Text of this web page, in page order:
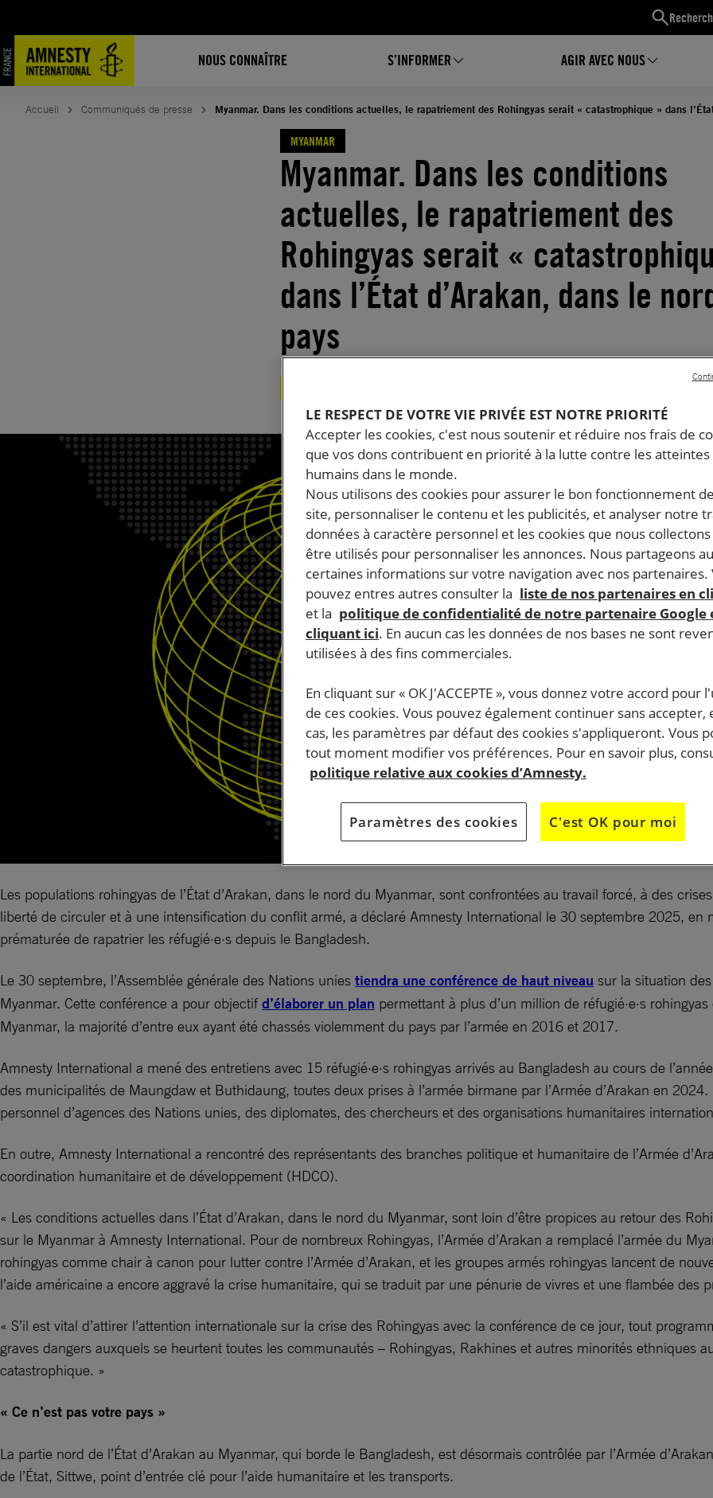
NOUS CONNAÎTRE S’INFORMER AGIR AVEC NOUS
contenu
Accueil Communiqués de presse Myanmar. Dans les conditions actuelles, le rapatriement des Rohingyas serait « catastrophique » dans
MYANMAR
Myanmar. Dans les conditions
actuelles, le rapatriement des
Rohingyas serait «
dans l’État d’Arakan, dans le
pays
Les populations rohingyas de l’État d’Arakan, dans le nord du Myanmar, sont confrontées au travail forcé, à des
liberté de circuler et à une intensification du conflit armé, a déclaré Amnesty International le 30 septembre 2025, en
prématurée de rapatrier les réfugié·e·s depuis le Bangladesh.
Le 30 septembre, l’Assemblée générale des Nations unies tiendra une conférence de haut niveau sur la situation
Myanmar. Cette conférence a pour objectif d’élaborer un plan permettant à plus d’un million de réfugié·e·s
Myanmar, la majorité d’entre eux ayant été chassés violemment du pays par l’armée en 2016 et 2017.
Amnesty International a mené des entretiens avec 15 réfugié·e·s rohingyas arrivés au Bangladesh au cours de
des municipalités de Maungdaw et Buthidaung, toutes deux prises à l’armée birmane par l’Armée d’Arakan en
personnel d’agences des Nations unies, des diplomates, des chercheurs et des organisations humanitaires
En outre, Amnesty International a rencontré des représentants des branches politique et humanitaire de l’Armée
coordination humanitaire et de développement (HDCO).
« Les conditions actuelles dans l’État d’Arakan, dans le nord du Myanmar, sont loin d’être propices au retour des
sur le Myanmar à Amnesty International. Pour de nombreux Rohingyas, l’Armée d’Arakan a remplacé l’armée du
rohingyas comme chair à canon pour lutter contre l’Armée d’Arakan, et les groupes armés rohingyas lancent de
l’aide américaine a encore aggravé la crise humanitaire, qui se traduit par une pénurie de vivres et une flambée des
« S’il est vital d’attirer l’attention internationale sur la crise des Rohingyas avec la conférence de ce jour, tout
graves dangers auxquels se heurtent toutes les communautés – Rohingyas, Rakhines et autres minorités ethniques
catastrophique. »
« Ce n’est pas votre pays »
La partie nord de l’État d’Arakan au Myanmar, qui borde le Bangladesh, est désormais contrôlée par l’Armée
de l’État, Sittwe, point d’entrée clé pour l’aide humanitaire et les transports.
LE RESPECT DE VOTRE VIE PRIVÉE EST NOTRE PRIORITÉ
Accepter les cookies, c'est nous soutenir et réduire nos frais de
que vos dons contribuent en priorité à la lutte contre les
humains dans le monde.
Nous utilisons des cookies pour assurer le bon fonctionnement
site, personnaliser le contenu et les publicités, et analyser notre
données à caractère personnel et les cookies que nous
être utilisés pour personnaliser les annonces. Nous partageons
certaines informations sur votre navigation avec nos partenaires.
pouvez entres autres consulter la liste de nos partenaires en
et la politique de confidentialité de notre partenaire Google
cliquant ici. En aucun cas les données de nos bases ne sont
utilisées à des fins commerciales.
En cliquant sur « OK J'ACCEPTE », vous donnez votre accord pour
de ces cookies. Vous pouvez également continuer sans accepter,
cas, les paramètres par défaut des cookies s'appliqueront. Vous
tout moment modifier vos préférences. Pour en savoir plus,
politique relative aux cookies d’Amnesty.
Paramètres des cookies C'est OK pour moi